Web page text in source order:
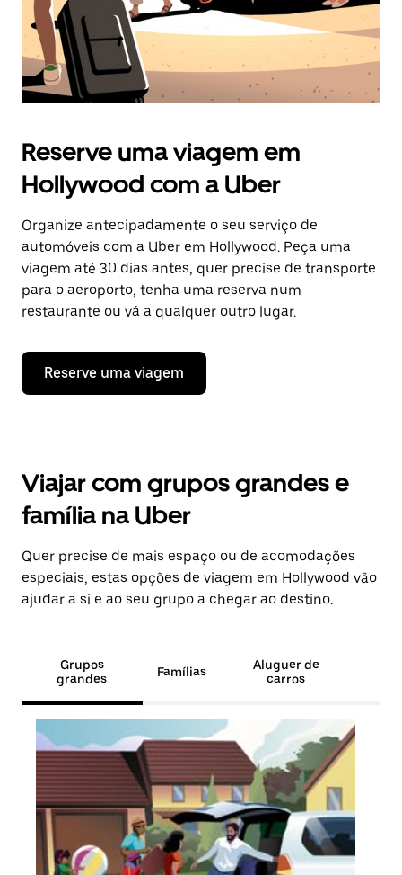
Reserve uma viagem em
Hollywood com a Uber
Organize antecipadamente o seu serviço de
automóveis com a Uber em Hollywood. Peça uma
viagem até 30 dias antes, quer precise de transporte
para o aeroporto, tenha uma reserva num
restaurante ou vá a qualquer outro lugar.
Reserve uma viagem
Viajar com grupos grandes e
família na Uber
Quer precise de mais espaço ou de acomodações
especiais, estas opções de viagem em Hollywood vão
ajudar a si e ao seu grupo a chegar ao destino.
Grupos
grandes
Famílias
Aluguer de
carros